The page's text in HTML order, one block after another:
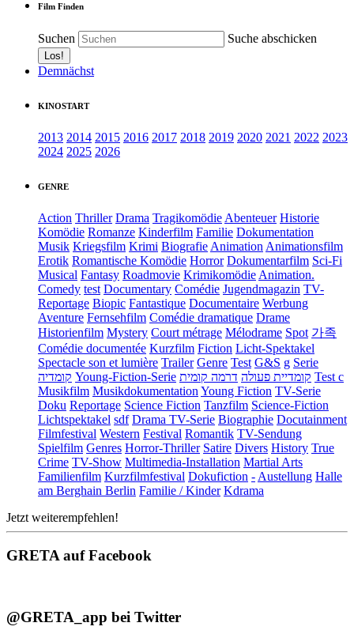
Film Finden
Suchen Suche abschicken
Demnächst
KINOSTART
2013 2014 2015 2016 2017 2018 2019 2020 2021 2022 2023
2024 2025 2026
GENRE
Action Thriller Drama Tragikomödie Abenteuer Historie
Komödie Romanze Kinderfilm Familie Dokumentation
Musik Kriegsfilm Krimi Biografie Animation Animationsfilm
Erotik Romantische Komödie Horror Dokumentarfilm Sci-Fi
Musical Fantasy Roadmovie Krimikomödie Animation.
Comedy test Documentary Comédie Jugendmagazin TV-
Reportage Biopic Fantastique Documentaire Werbung
Aventure Fernsehfilm Comédie dramatique Drame
Historienfilm Mystery Court métrage Mélodrame Spot 가족
Comédie documentée Kurzfilm Fiction Licht-Spektakel
Spectacle son et lumière Trailer Genre Test G&S g Serie
קומדיה Young-Fiction-Serie קומדיית פעולה דרמה קומית
Test c
Musikfilm Musikdokumentation Young Fiction TV-Serie
Doku Reportage Science Fiction Tanzfilm Science-Fiction
Lichtspektakel sdf Drama TV-Serie Biographie Docutainment
Filmfestival Western Festival Romantik TV-Sendung
Spielfilm Genres Horror-Thriller Satire Divers History True
Crime TV-Show Multimedia-Installation Martial Arts
Familienfilm Kurzfilmfestival Dokufiction - Austellung Halle
am Berghain Berlin Familie / Kinder Kdrama
Jetzt weiterempfehlen!
GRETA auf Facebook
@GRETA_app bei Twitter